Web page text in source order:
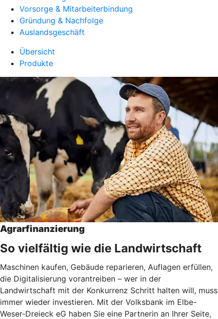
Vorsorge & Mitarbeiterbindung
Gründung & Nachfolge
Auslandsgeschäft
Übersicht
Produkte
Agrarfinanzierung
So vielfältig wie die Landwirtschaft
Maschinen kaufen, Gebäude reparieren, Auflagen erfüllen,
die Digitalisierung vorantreiben – wer in der
Landwirtschaft mit der Konkurrenz Schritt halten will, muss
immer wieder investieren. Mit der Volksbank im Elbe-
Weser-Dreieck eG haben Sie eine Partnerin an Ihrer Seite,